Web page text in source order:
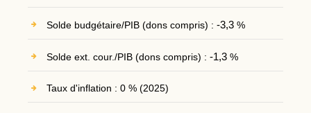
Solde budgétaire/PIB (dons compris) : -3,3%
Solde ext. cour./PIB (dons compris) : -1,3%
Taux d'inflation : 0 % (2025)